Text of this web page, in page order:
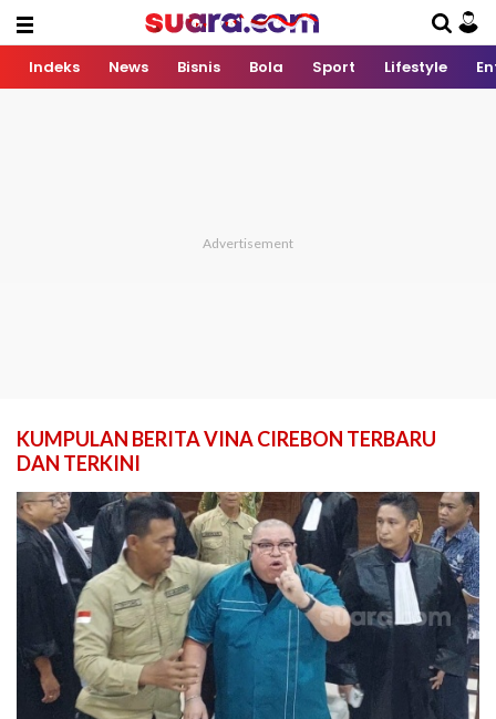
Indeks News Bisnis Bola Sport Lifestyle
KUMPULAN BERITA VINA CIREBON TERBARU
DAN TERKINI